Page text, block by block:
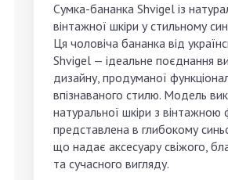
Сумка-бананка Shvigel із
вінтажної шкіри у стильному
Ця чоловіча бананка від
Shvigel — ідеальне поєднання
дизайну, продуманої
впізнаваного стилю. Модель
натуральної шкіри з
представлена в глибокому
що надає аксесуару свіжого,
та сучасного вигляду.